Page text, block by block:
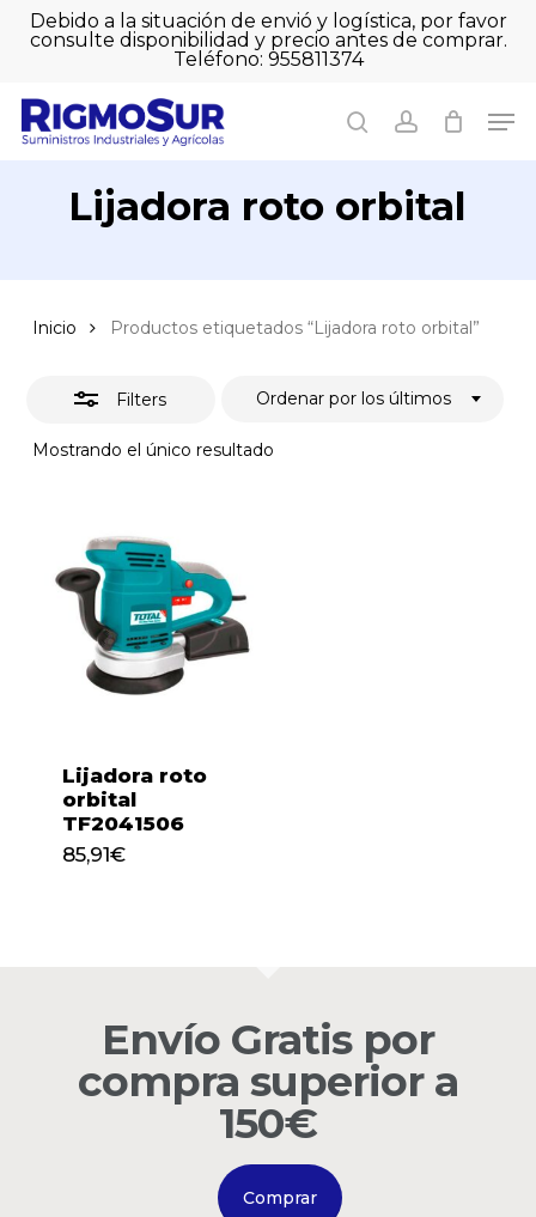
SkipDebido a la situación de envió y logística, por favor
consulte disponibilidad y precio antes de comprar.
Teléfono: 955811374
searchaccount
Cart Close
carrito.
Go to shop
Lijadora roto orbital
Inicio Productos etiquetados “Lijadora roto orbital”
Filters
Mostrando el único resultado
Ordenar por los últimos
Close
Lijadora roto
orbital
TF2041506
85,91€
85,91€
Envío Gratis por
compra superior a
150€
Comprar